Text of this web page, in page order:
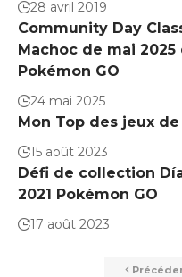
28 avril 2019
Community Day
Machoc de mai 2025
Pokémon GO
24 mai 2025
Mon Top des jeux de
15 août 2023
Défi de collection
2021 Pokémon GO
17 août 2023